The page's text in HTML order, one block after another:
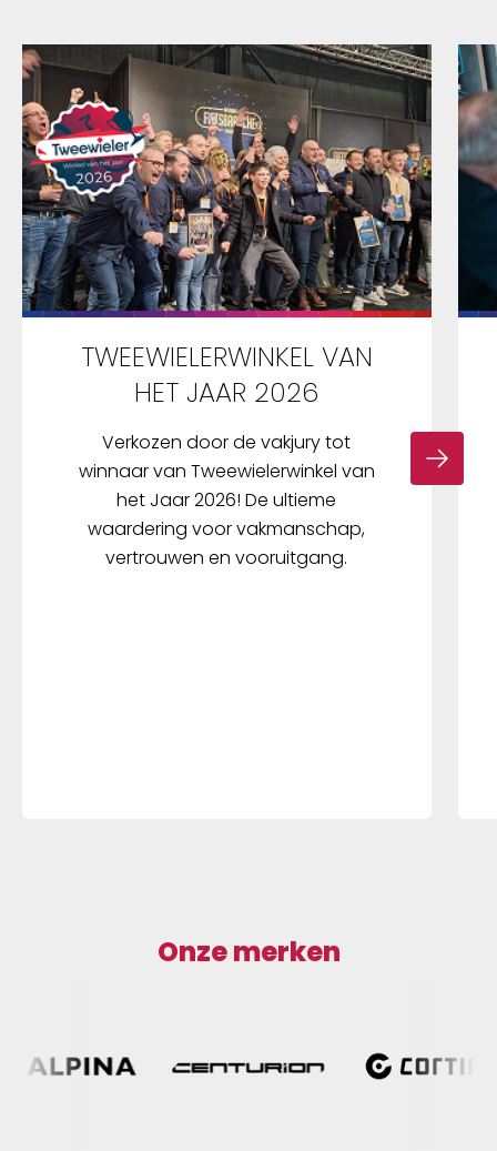
TWEEWIELERWINKEL VAN
HET JAAR 2026
Verkozen door de vakjury tot
winnaar van Tweewielerwinkel van
het Jaar 2026! De ultieme
waardering voor vakmanschap,
vertrouwen en vooruitgang.
Onze merken